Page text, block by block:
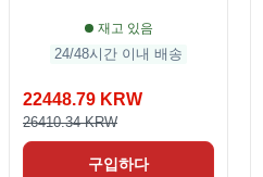
재고 있음
24/48시간 이내 배송
22448.79 KRW
26410.34 KRW
구입하다